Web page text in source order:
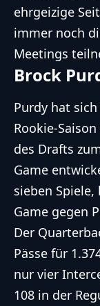
ehrgeizige
immer noch
Meetings
Brock
Purdy hat
Rookie-
des Drafts
Game
sieben
Game gegen
Der
Pässe für
nur vier
108 in der